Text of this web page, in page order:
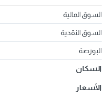
السوق المالية
السوق النقدية
البورصة
السكان
الأسعار